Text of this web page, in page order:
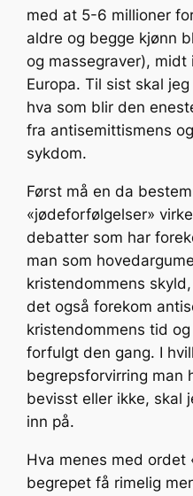
med at 5-6 millioner
aldre og begge kjønn
og massegraver),
Europa. Til sist skal
hva som blir den
fra antisemittismens
sykdom.
Først må en da
«jødeforfølgelser»
debatter som har
man som
kristendommens
det også forekom
kristendommens tid
forfulgt den gang. I
begrepsforvirring man
bevisst eller ikke, skal
inn på.
Hva menes med ordet
begrepet få rimelig